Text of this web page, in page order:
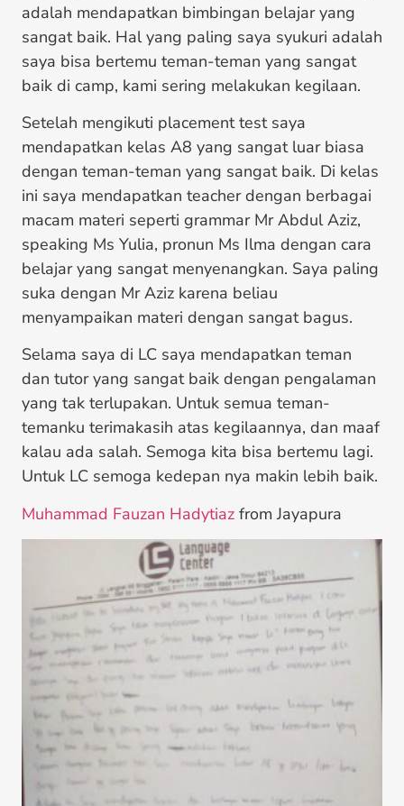
adalah mendapatkan bimbingan belajar yang
sangat baik. Hal yang paling saya syukuri adalah
saya bisa bertemu teman-teman yang sangat
baik di camp, kami sering melakukan kegilaan.
Setelah mengikuti placement test saya
mendapatkan kelas A8 yang sangat luar biasa
dengan teman-teman yang sangat baik. Di kelas
ini saya mendapatkan teacher dengan berbagai
macam materi seperti grammar Mr Abdul Aziz,
speaking Ms Yulia, pronun Ms Ilma dengan cara
belajar yang sangat menyenangkan. Saya paling
suka dengan Mr Aziz karena beliau
menyampaikan materi dengan sangat bagus.
Selama saya di LC saya mendapatkan teman
dan tutor yang sangat baik dengan pengalaman
yang tak terlupakan. Untuk semua teman-
temanku terimakasih atas kegilaannya, dan maaf
kalau ada salah. Semoga kita bisa bertemu lagi.
Untuk LC semoga kedepan nya makin lebih baik.
Muhammad Fauzan Hadytiaz from Jayapura